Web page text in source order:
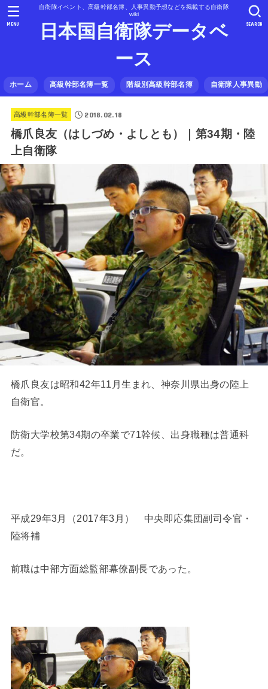
自衛隊イベント、高級幹部名簿、人事異動予想などを掲載する自衛隊
wiki
日本国自衛隊データベ
ース
ホーム 高級幹部名簿一覧 階級別高級幹部名簿 自衛隊人事異動
SEARCH
MENU
高級幹部名簿一覧 2018.02.18
橋爪良友（はしづめ・よしとも）｜第34期・陸
上自衛隊
橋爪良友は昭和42年11月生まれ、神奈川県出身の陸上
自衛官。
防衛大学校第34期の卒業で71幹候、出身職種は普通科
だ。
平成29年3月（2017年3月） 中央即応集団副司令官・
陸将補
前職は中部方面総監部幕僚副長であった。